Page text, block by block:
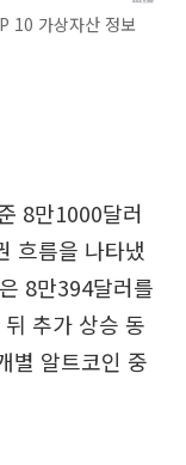
10 가상자산 정보
8만1000달러
흐름을 나타냈
8만394달러를
추가 상승 동
별 알트코인 중